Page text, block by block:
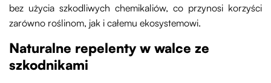
bez użycia szkodliwych chemikaliów, co przynosi korzyści
zarówno roślinom, jak i całemu ekosystemowi.
Naturalne repelenty w walce ze
szkodnikami